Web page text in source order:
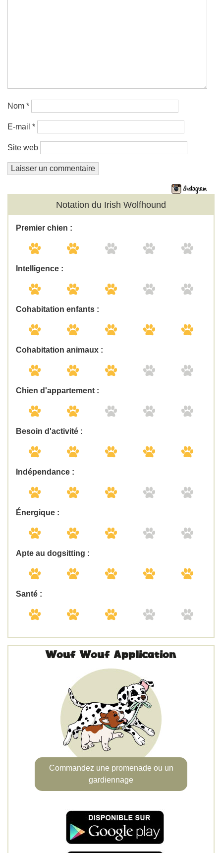
Nom *
E-mail *
Site web
Notation du Irish Wolfhound
Premier chien :
Intelligence :
Cohabitation enfants :
Cohabitation animaux :
Chien d'appartement :
Besoin d'activité :
Indépendance :
Énergique :
Apte au dogsitting :
Santé :
Wouf Wouf Application
Commandez une promenade ou un
gardiennage